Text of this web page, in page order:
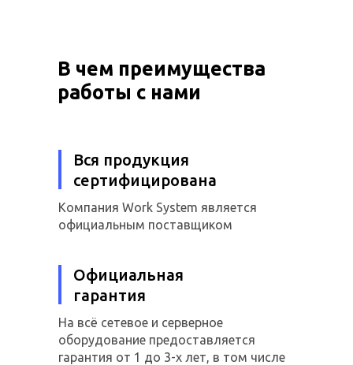
В чем преимущества
работы с нами
Вся продукция
сертифицирована
Компания Work System является
официальным поставщиком
Официальная
гарантия
На всё сетевое и серверное
оборудование предоставляется
гарантия от 1 до 3-х лет, в том числе